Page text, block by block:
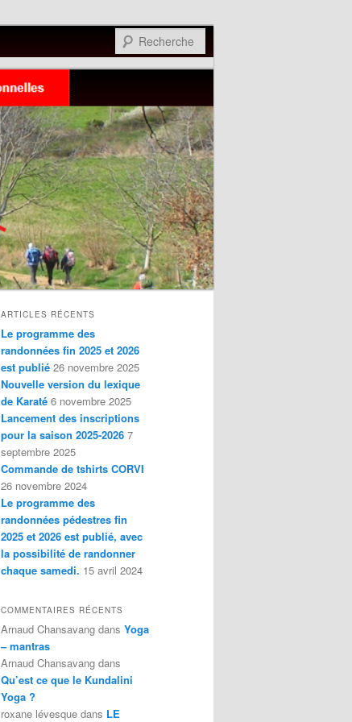
ARTICLES RÉCENTS
Le programme des
randonnées fin 2025 et 2026
est publié 26 novembre 2025
Nouvelle version du lexique
de Karaté 6 novembre 2025
Lancement des inscriptions
pour la saison 2025-2026 7
septembre 2025
Commande de tshirts CORVI
26 novembre 2024
Le programme des
randonnées pédestres fin
2025 et 2026 est publié, avec
la possibilité de randonner
chaque samedi. 15 avril 2024
COMMENTAIRES RÉCENTS
Arnaud Chansavang dans Yoga
– mantras
Arnaud Chansavang dans
Qu’est ce que le Kundalini
Yoga ?
roxane lévesque dans LE